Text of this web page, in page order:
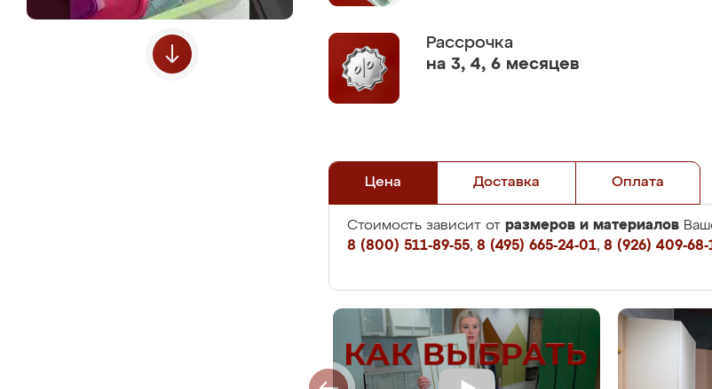
Рассрочка
на 3, 4, 6 месяцев
Цена Доставка Оплата
Стоимость зависит от размеров и материалов
8 (800) 511-89-55, 8 (495) 665-24-01, 8 (926) 409-68-